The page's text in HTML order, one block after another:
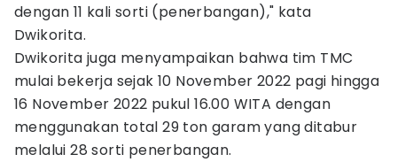
dengan 11 kali sorti (penerbangan)," kata
Dwikorita.
Dwikorita juga menyampaikan bahwa tim TMC
mulai bekerja sejak 10 November 2022 pagi hingga
16 November 2022 pukul 16.00 WITA dengan
menggunakan total 29 ton garam yang ditabur
melalui 28 sorti penerbangan.